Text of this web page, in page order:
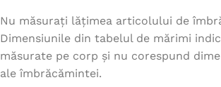
Nu măsurați lățimea articolului de
Dimensiunile din tabelul de mărimi
măsurate pe corp și nu corespund
ale îmbrăcămintei.